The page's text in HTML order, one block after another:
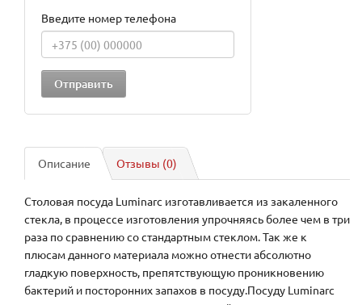
Введите номер телефона
Описание Отзывы (0)
Столовая посуда Luminarc изготавливается из закаленного
стекла, в процессе изготовления упрочняясь более чем в три
раза по сравнению со стандартным стеклом. Так же к
плюсам данного материала можно отнести абсолютно
гладкую поверхность, препятствующую проникновению
бактерий и посторонних запахов в посуду.Посуду Luminarc